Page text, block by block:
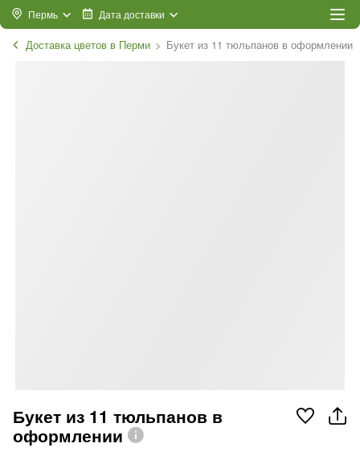
Пермь Дата доставки
Доставка цветов в Перми Букет из 11 тюльпанов в оформлении
Букет из 11 тюльпанов в
оформлении